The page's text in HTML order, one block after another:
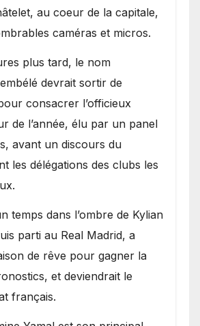
au coeur de la capitale,
caméras et micros.
plus tard, le nom
devrait sortir de
consacrer l’officieux
de l’année, élu par un panel
avant un discours du
les délégations des clubs les
temps dans l’ombre de Kylian
parti au Real Madrid, a
de rêve pour gagner la
et deviendrait le
français.